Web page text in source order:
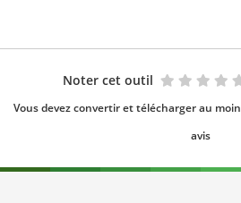
Noter cet outil
Vous devez convertir et télécharger au
avis